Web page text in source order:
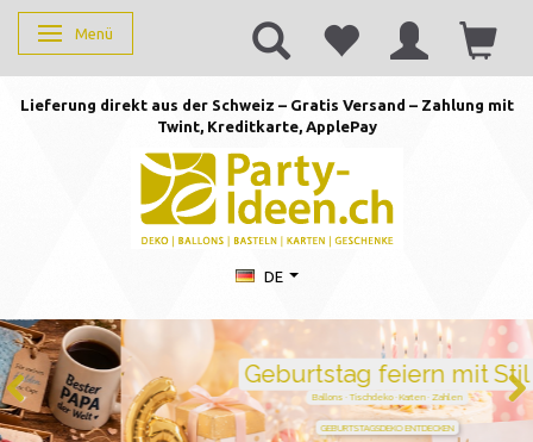
Anzeige ändern
Menü
Lieferung direkt aus der Schweiz – Gratis Versand – Zahlung mit
Twint, Kreditkarte, ApplePay
DE
Geburtstag feiern mit Stil
Ballons · Tischdeko · Karten · Zahlen
GEBURTSTAGSDEKO ENTDECKEN